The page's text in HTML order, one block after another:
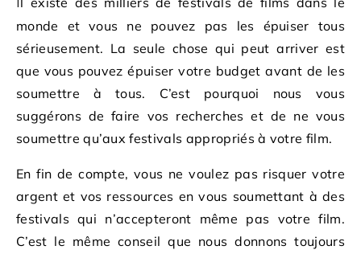
monde et vous ne pouvez pas les épuiser tous
sérieusement. La seule chose qui peut arriver est
que vous pouvez épuiser votre budget avant de les
soumettre à tous. C’est pourquoi nous vous
suggérons de faire vos recherches et de ne vous
soumettre qu’aux festivals appropriés à votre film.
En fin de compte, vous ne voulez pas risquer votre
argent et vos ressources en vous soumettant à des
festivals qui n’accepteront même pas votre film.
C’est le même conseil que nous donnons toujours